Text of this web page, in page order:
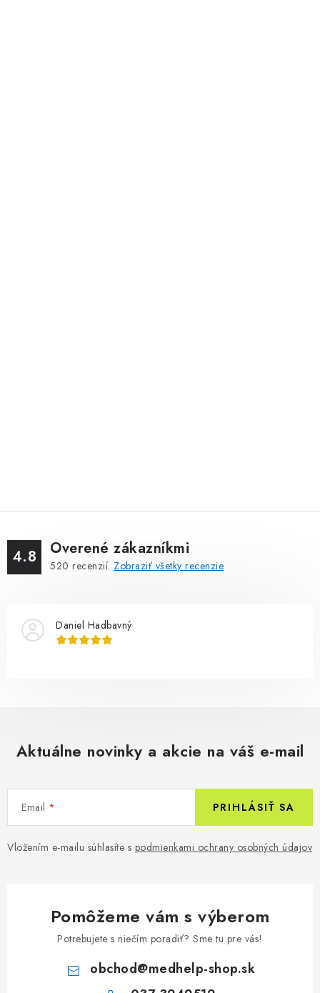
4.8 Overené zákazníkmi
520 recenzií. Zobraziť všetky recenzie
Daniel Hadbavný
Aktuálne novinky a akcie na váš e-mail
Email
Vložením e-mailu súhlasíte s podmienkami ochrany osobných údajov
PRIHLÁSIŤ SA
Pomôžeme vám s výberom
Potrebujete s niečím poradiť? Sme tu pre vás!
obchod@medhelp-shop.sk